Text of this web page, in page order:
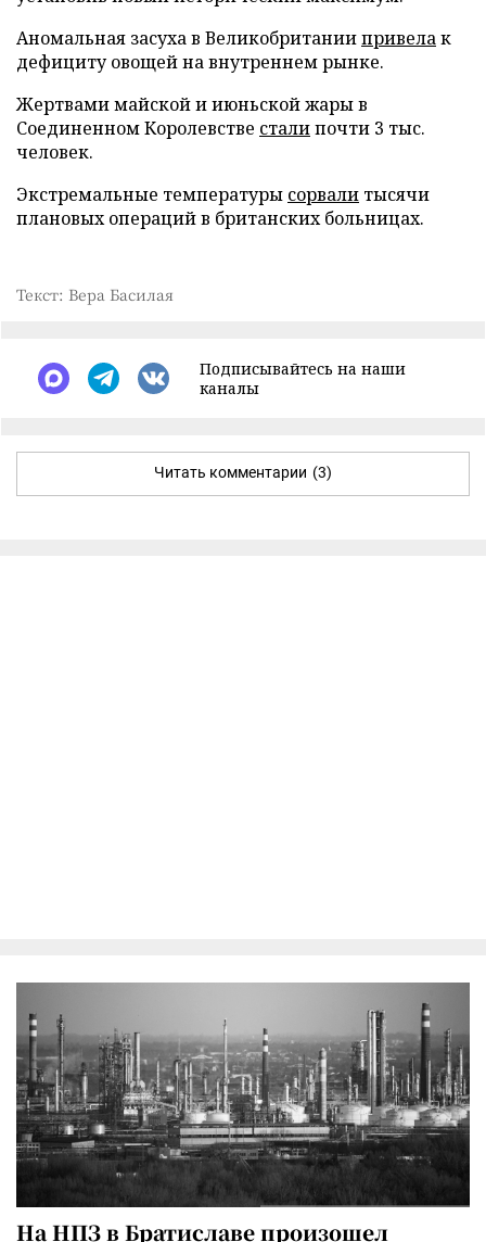
Аномальная засуха в Великобританиипривелак
дефициту овощей на внутреннем рынке.
Жертвами майской и июньской жары в
Соединенном Королевстве сталипочти 3 тыс.
человек.
Экстремальные температуры сорвали тысячи
плановых операций в британских больницах.
Текст: Вера Басилая
Подписывайтесь на наши
каналы
Читать комментарии (3)
На НПЗ в Братиславе произошел